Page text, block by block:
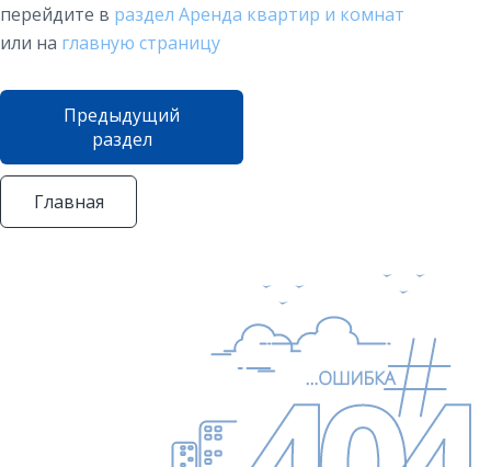
перейдите в раздел Аренда квартир и комнат
или на главную страницу
Предыдущий
раздел
Главная